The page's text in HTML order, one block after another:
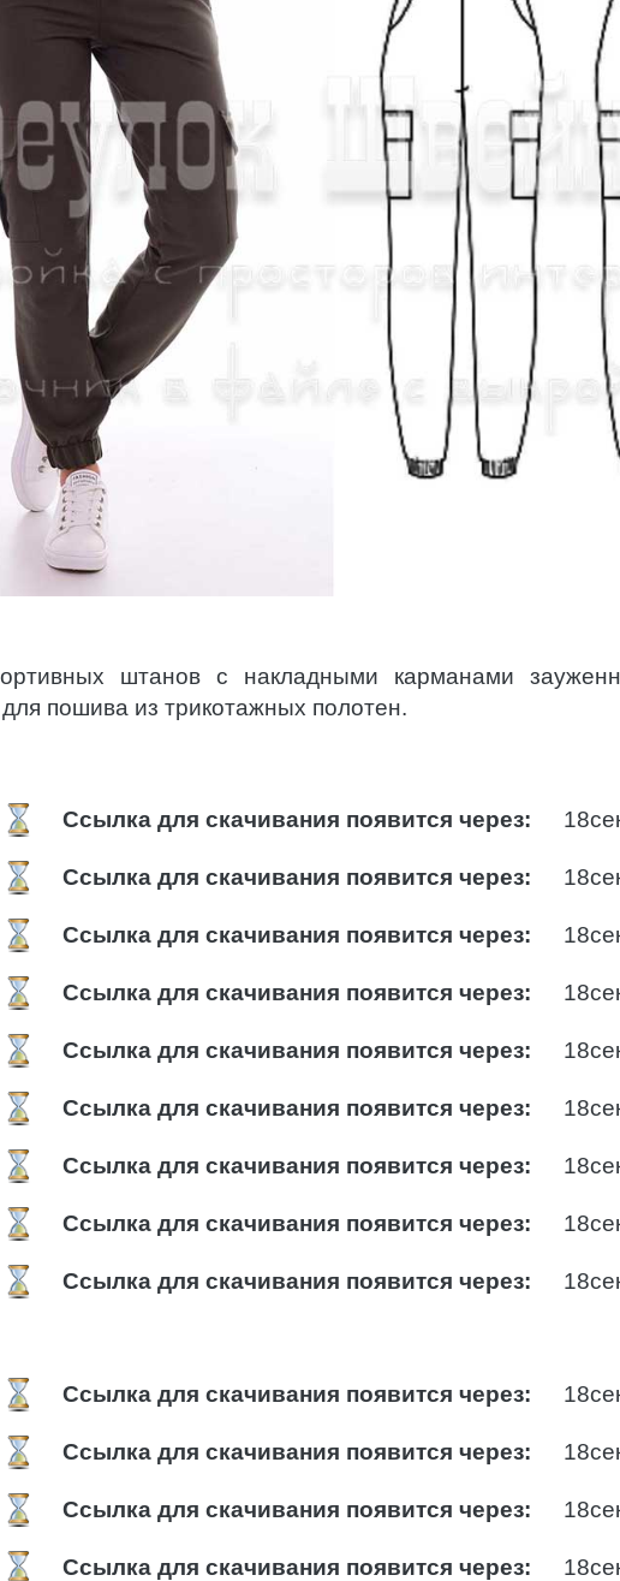
штанов с накладными карманами
пошива из трикотажных полотен.
Ссылка для скачивания появится через: 17
Ссылка для скачивания появится через: 17
Ссылка для скачивания появится через: 17
Ссылка для скачивания появится через: 17
Ссылка для скачивания появится через: 17
Ссылка для скачивания появится через: 17
Ссылка для скачивания появится через: 17
Ссылка для скачивания появится через: 17
Ссылка для скачивания появится через: 17
Ссылка для скачивания появится через: 17
Ссылка для скачивания появится через: 17
Ссылка для скачивания появится через: 17
Ссылка для скачивания появится через: 17